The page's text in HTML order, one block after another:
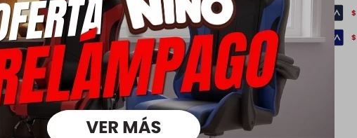
$5.873
$6.712
$
$